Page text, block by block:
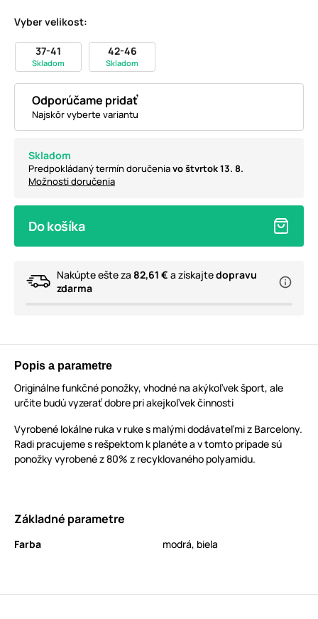
Vyber velikost:
37-41
Skladom
42-46
Skladom
Odporúčame pridať
Najskôr vyberte variantu
Skladom
Predpokládaný termín doručeniavo štvrtok 13. 8.
Možnosti doručenia
Do košíka
Nakúpte ešte za 82,61 € a získajtedopravu
zdarma
Popis a parametre
Originálne funkčné ponožky, vhodné na akýkoľvek šport, ale
určite budú vyzerať dobre pri akejkoľvek činnosti
Vyrobené lokálne ruka v ruke s malými dodávateľmi z Barcelony.
Radi pracujeme s rešpektom k planéte a v tomto prípade sú
ponožky vyrobené z 80% z recyklovaného polyamidu.
Základné parametre
Farba modrá, biela